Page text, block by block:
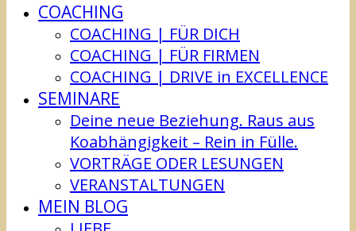
COACHING
COACHING | FÜR DICH
COACHING | FÜR FIRMEN
COACHING | DRIVE in EXCELLENCE
SEMINARE
Deine neue Beziehung. Raus aus
Koabhängigkeit – Rein in Fülle.
VORTRÄGE ODER LESUNGEN
VERANSTALTUNGEN
MEIN BLOG